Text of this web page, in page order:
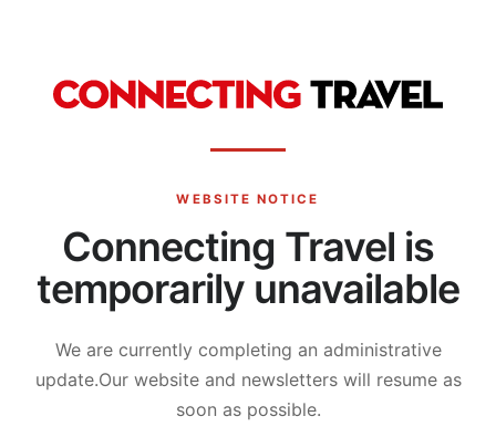
WEBSITE NOTICE
Connecting Travel is
temporarily unavailable
We are currently completing an administrative
update.Our website and newsletters will resume as
soon as possible.